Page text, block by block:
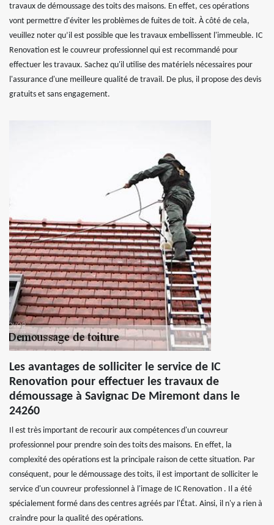
travaux de démoussage des toits des maisons. En effet, ces opérations
vont permettre d'éviter les problèmes de fuites de toit. À côté de cela,
veuillez noter qu’il est possible que les travaux embellissent l'immeuble. IC
Renovation est le couvreur professionnel qui est recommandé pour
effectuer les travaux. Sachez qu'il utilise des matériels nécessaires pour
l'assurance d'une meilleure qualité de travail. De plus, il propose des devis
gratuits et sans engagement.
Les avantages de solliciter le service de IC
Renovation pour effectuer les travaux de
démoussage à Savignac De Miremont dans le
24260
Il est très important de recourir aux compétences d'un couvreur
professionnel pour prendre soin des toits des maisons. En effet, la
complexité des opérations est la principale raison de cette situation. Par
conséquent, pour le démoussage des toits, il est important de solliciter le
service d'un couvreur professionnel à l'image de IC Renovation . Il a été
spécialement formé dans des centres agréés par l'État. Ainsi, il n'y a rien à
craindre pour la qualité des opérations.